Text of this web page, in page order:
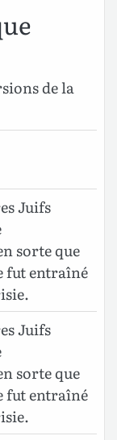
de la
Juifs
sorte que
fut entraîné
Juifs
sorte que
fut entraîné